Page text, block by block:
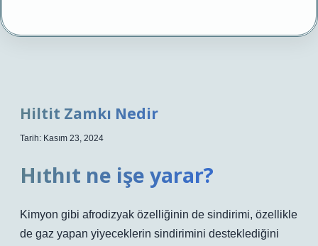
Hiltit Zamkı Nedir
Tarih: Kasım 23, 2024
Hıthıt ne işe yarar?
Kimyon gibi afrodizyak özelliğinin de sindirimi, özellikle
de gaz yapan yiyeceklerin sindirimini desteklediğini